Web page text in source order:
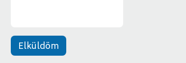
Elküldöm